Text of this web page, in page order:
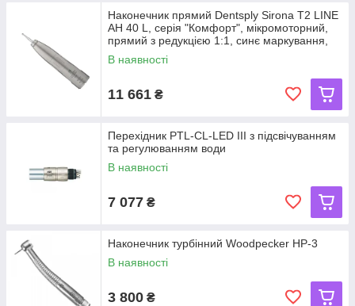
Наконечник прямий Dentsply Sirona T2 LINE
AH 40 L, серія "Комфорт", мікромоторний,
прямий з редукцією 1:1, синє маркування,
В наявності
11 661 ₴
Перехідник PTL-CL-LED III з підсвічуванням
та регулюванням води
В наявності
7 077 ₴
Наконечник турбінний Woodpecker HP-3
В наявності
3 800 ₴